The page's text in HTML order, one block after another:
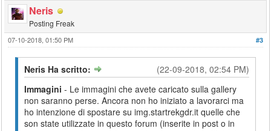
Neris
Posting Freak
#3
07-10-2018, 01:50 PM
(22-09-2018, 02:54 PM)
Neris Ha scritto:
Immagini - Le immagini che avete caricato sulla gallery
non saranno perse. Ancora non ho iniziato a lavorarci ma
ho intenzione di spostare su img.startrekgdr.it quelle che
son state utilizzate in questo forum (inserite in post o in